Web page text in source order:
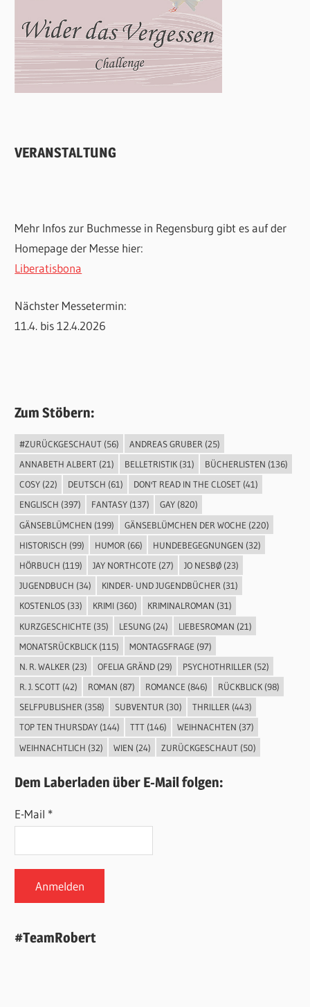
VERANSTALTUNG
Mehr Infos zur Buchmesse in Regensburg gibt es auf der
Homepage der Messe hier:
Liberatisbona
Nächster Messetermin:
11.4. bis 12.4.2026
Zum Stöbern:
#ZURÜCKGESCHAUT(56) ANDREAS GRUBER (25)
ANNABETH ALBERT(21) BELLETRISTIK(31) BÜCHERLISTEN (136)
COSY(22) DEUTSCH (61) DON'T READ IN THE CLOSET(41)
ENGLISCH (397) FANTASY(137) GAY(820)
GÄNSEBLÜMCHEN (199) GÄNSEBLÜMCHEN DER WOCHE (220)
HISTORISCH (99) HUMOR (66) HUNDEBEGEGNUNGEN (32)
HÖRBUCH (119) JAY NORTHCOTE (27) JO NESBØ(23)
JUGENDBUCH (34) KINDER- UND JUGENDBÜCHER (31)
KOSTENLOS(33) KRIMI(360) KRIMINALROMAN (31)
KURZGESCHICHTE (35) LESUNG(24) LIEBESROMAN (21)
MONATSRÜCKBLICK(115) MONTAGSFRAGE (97)
N. R. WALKER (23) OFELIA GRÄND(29) PSYCHOTHRILLER (52)
R. J. SCOTT(42) ROMAN (87) ROMANCE (846) RÜCKBLICK(98)
SELFPUBLISHER(358) SUBVENTUR(30) THRILLER(443)
TOP TEN THURSDAY(144) TTT(146) WEIHNACHTEN (37)
WEIHNACHTLICH (32) WIEN (24) ZURÜCKGESCHAUT(50)
Dem Laberladen über E-Mail folgen:
E-Mail *
#TeamRobert